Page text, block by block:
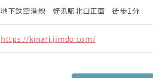
地下鉄空港線 姪浜駅北口正面 徒歩1分
https://kinari.jimdo.com/